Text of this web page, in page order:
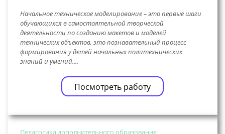
Начальное техническое моделирование – это первые шаги
обучающихся в самостоятельной творческой
деятельности по созданию макетов и моделей
технических объектов, это познавательный процесс
формирования у детей начальных политехнических
знаний и умений....
Посмотреть работу
Педагогика дополнительного образования